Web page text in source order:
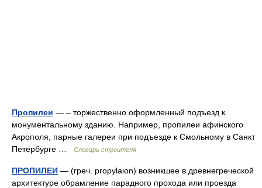
Пропилеи — – торжественно оформленный подъезд к
монументальному зданию. Например, пропилеи афинского
Акрополя, парные галереи при подъезде к Смольному в Санкт
Петербурге …
Словарь строителя
ПРОПИЛЕИ — (греч. propylaion) возникшее в древнегреческой
архитектуре обрамление парадного прохода или проезда